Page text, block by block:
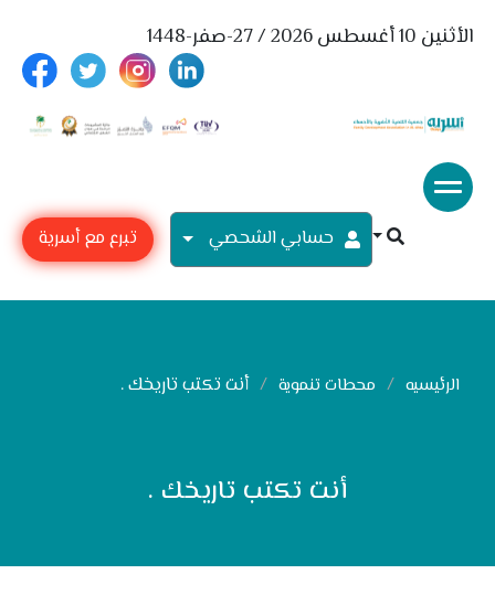
الأثنين 10 أغسطس 2026 / 27-صفر-1448
حسابي الشحصي تبرع مع أسرية
الرئيسيه محطات تنموية أنت تكتب تاريخك .
أنت تكتب تاريخك .